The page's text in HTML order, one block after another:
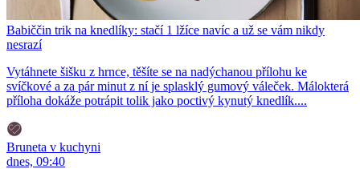
Babiččin trik na knedlíky: stačí 1 lžíce navíc a už se vám nikdy
nesrazí
Vytáhnete šišku z hrnce, těšíte se na nadýchanou přílohu ke
svíčkové a za pár minut z ní je splasklý gumový váleček. Málokterá
příloha dokáže potrápit tolik jako poctivý kynutý knedlík....
Bruneta v kuchyni
dnes, 09:40